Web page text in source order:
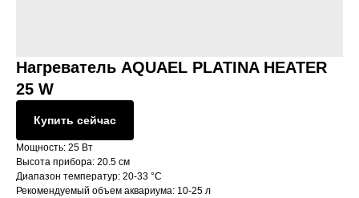
Нагреватель AQUAEL PLATINA HEATER
25 W
Купить сейчас
Мощность: 25 Вт
Высота прибора: 20.5 см
Диапазон температур: 20-33 °С
Рекомендуемый объем аквариума: 10-25 л